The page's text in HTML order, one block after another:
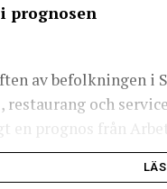
prognosen
av befolkningen i
och
en prognos från
arbetskraft ökar